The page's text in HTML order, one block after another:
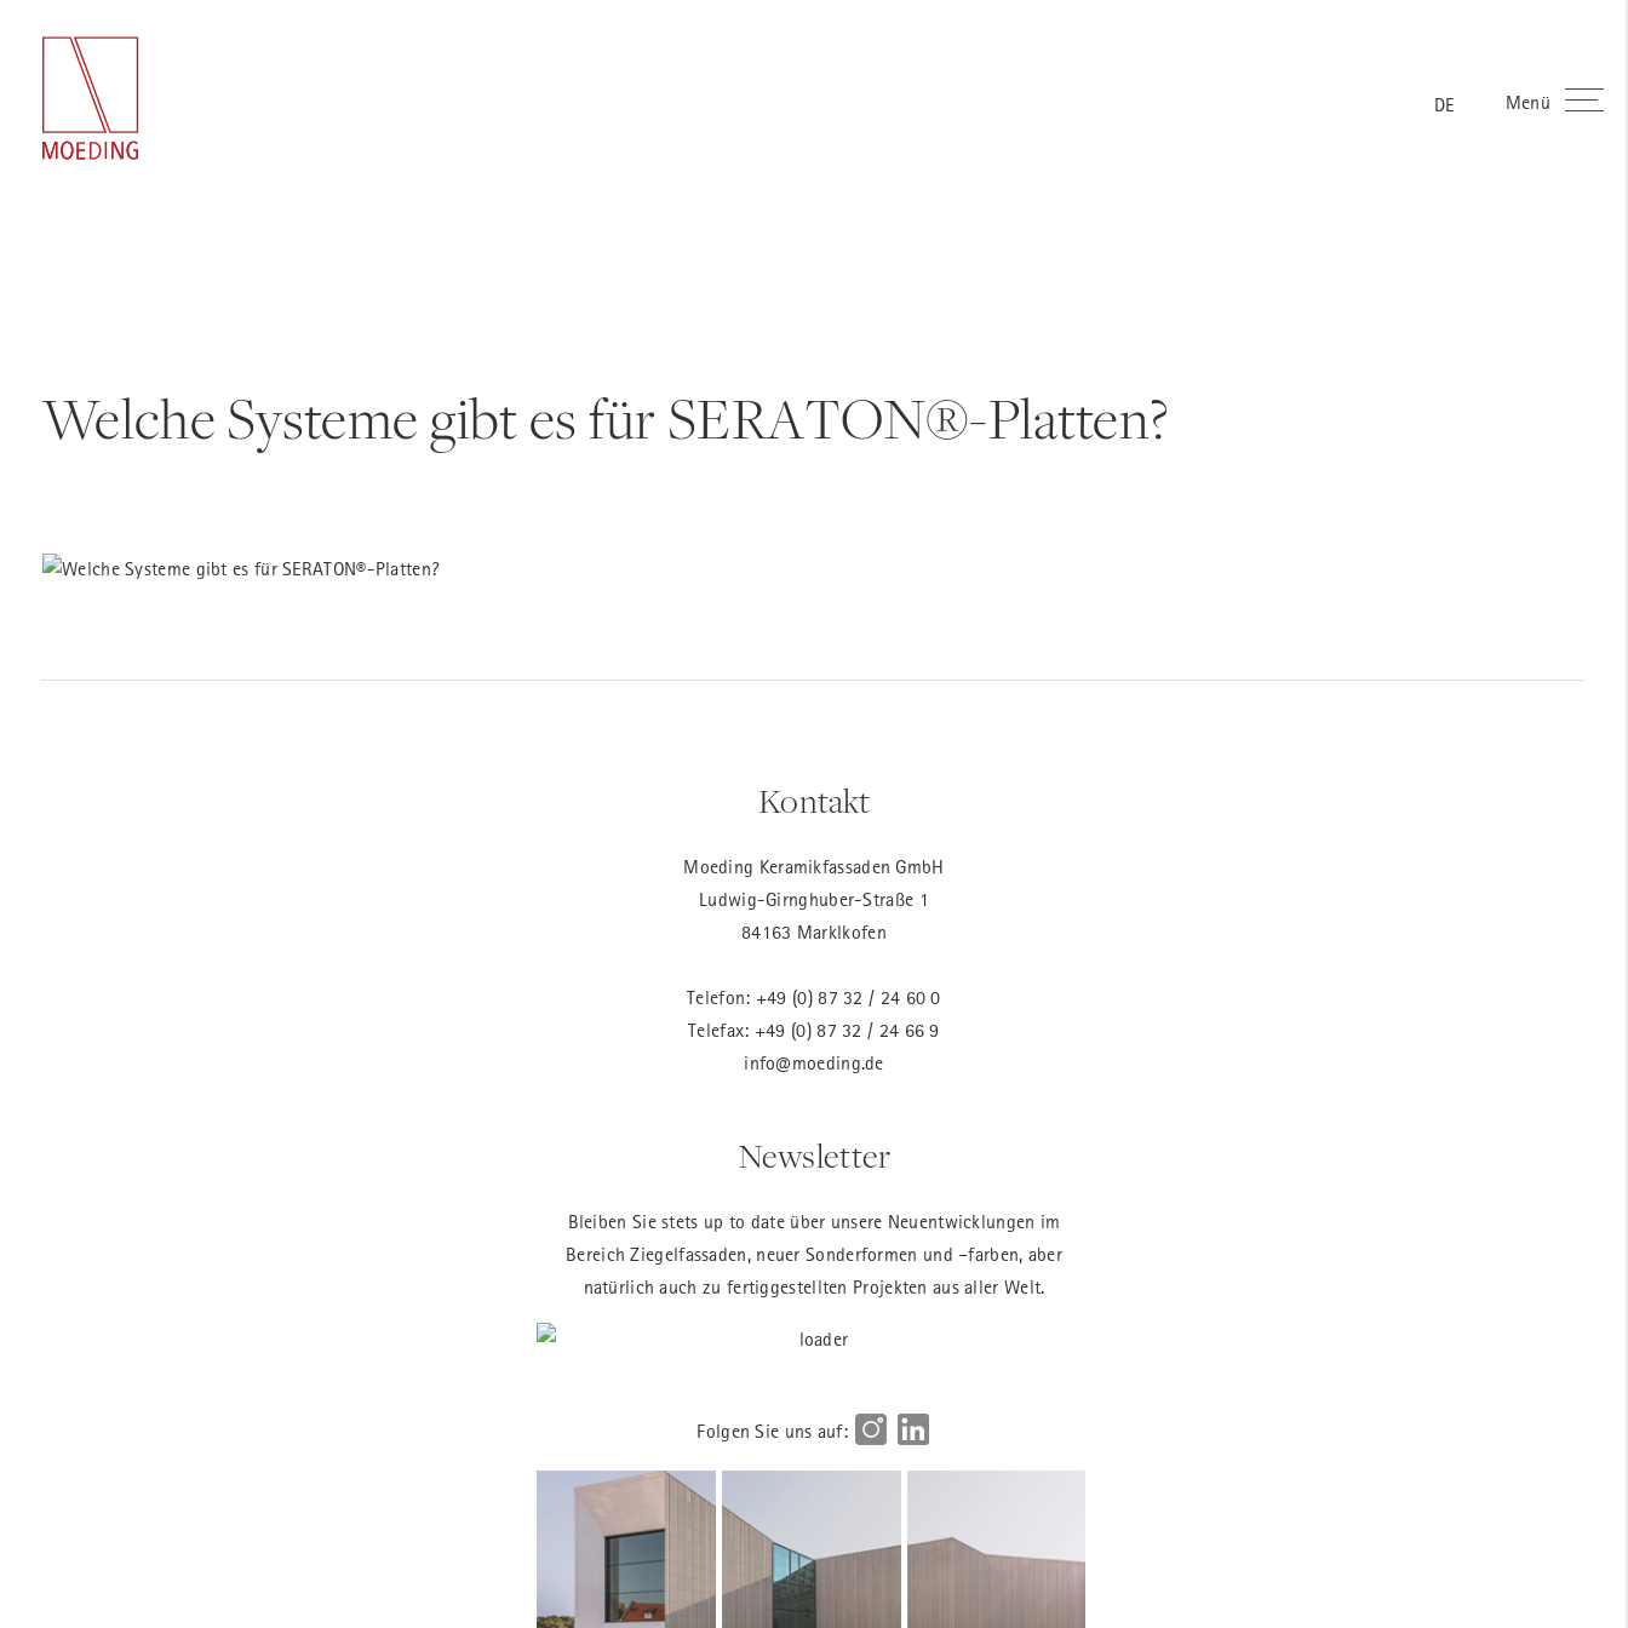
DE Menü
Welche Systeme gibt es für SERATON®-Platten?
Kontakt
Moeding Keramikfassaden GmbH
Ludwig-Girnghuber-Straße 1
84163 Marklkofen
Telefon: +49 (0) 87 32 / 24 60 0
Telefax: +49 (0) 87 32 / 24 66 9
info@moeding.de
Newsletter
Bleiben Sie stets up to date über unsere Neuentwicklungen im
Bereich Ziegelfassaden, neuer Sonderformen und –farben, aber
natürlich auch zu fertiggestellten Projekten aus aller Welt.
Folgen Sie uns auf: